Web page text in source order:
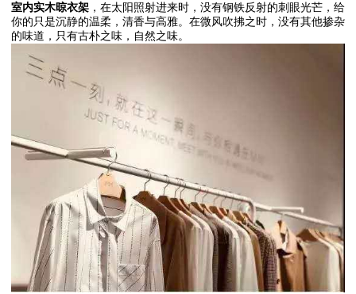
室内实木晾衣架 ，在太阳照射进来时，没有钢铁反射的刺眼光芒，给
你的只是沉静的温柔，清香与高雅。在微风吹拂之时，没有其他掺杂
的味道，只有古朴之味，自然之味。